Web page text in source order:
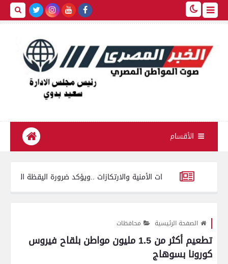
الأقسام
الخدمات الأمنية والارتكازات ..ويؤكد ضرورة اليقظة التامة
الصفحة الرئيسية محافظات
تطعيم أكثر من 1.5 مليون مواطن بلقاح فيروس
كورونا بسوهاج